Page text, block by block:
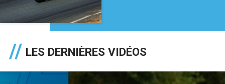
LES DERNIÈRES VIDÉOS